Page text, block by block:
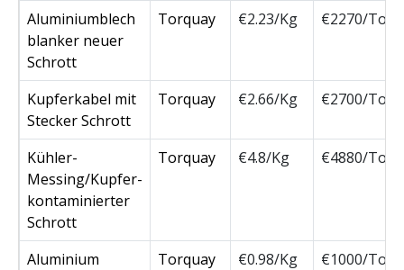
Aluminiumblech
blanker neuer
Schrott
Torquay €2.23/Kg €2270/Ton
Kupferkabel mit
Stecker Schrott
Torquay €2.66/Kg €2700/Ton
Kühler-
Messing/Kupfer-
kontaminierter
Schrott
Torquay €4.8/Kg €4880/Ton
Aluminium
Torquay €0.98/Kg €1000/Ton